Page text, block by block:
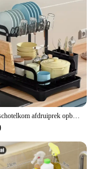
chef,
for any
to
ensuring that
kitchenware.
come with all the
installation a
cleaning a
tidy and
afwas rek
2-laags schotelkom afdruiprek opbergrek keuken schotel droogrek met afvoermand aanrecht servies organisator afdruiprek 2024